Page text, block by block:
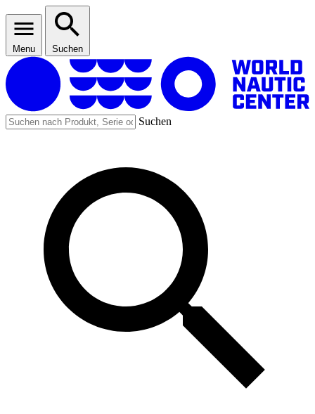
Menu Suchen
Suchen